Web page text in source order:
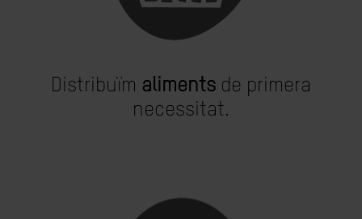
Distribuïm aliments de primera
necessitat.